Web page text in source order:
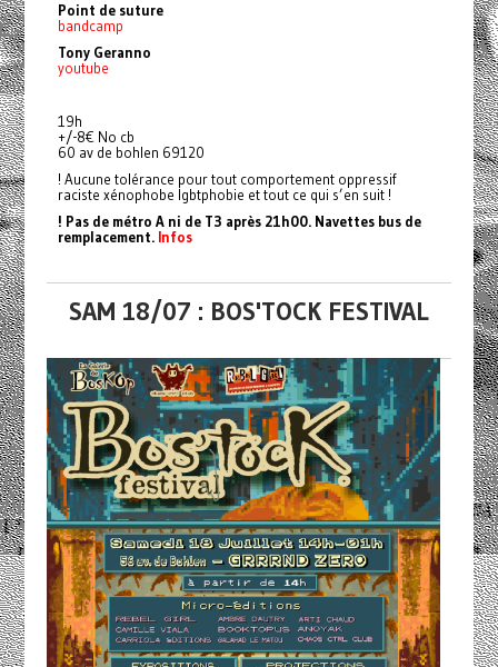
Point de suture
bandcamp
Tony Geranno
youtube
19h
+/-8€ No cb
60 av de bohlen 69120
! Aucune tolérance pour tout comportement oppressif
raciste xénophobe lgbtphobie et tout ce qui s’en suit !
! Pas de métro A ni de T3 après 21h00. Navettes bus de
remplacement. Infos
SAM 18/07 : BOS'TOCK FESTIVAL